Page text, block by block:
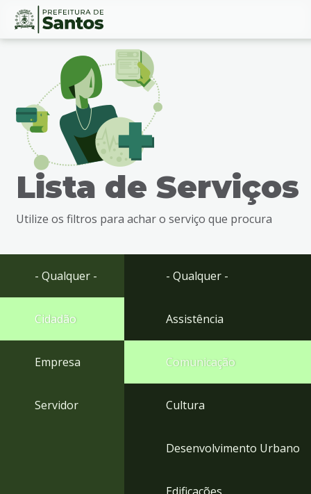
Ir
busca
Ir
rodapé
Conteúdo
Lista de Serviços
Utilize os filtros para achar o serviço que procura
- Qualquer -
Cidadão
Empresa
Servidor
- Qualquer -
Assistência
Comunicação
Cultura
Desenvolvimento Urbano